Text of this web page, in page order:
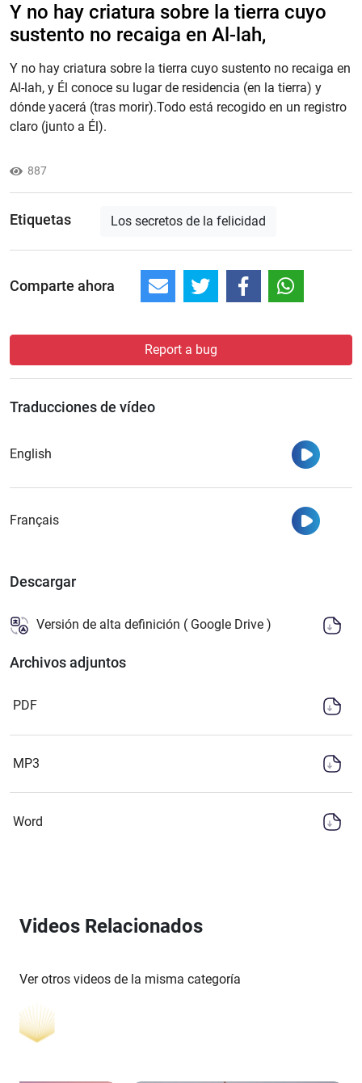
Y no hay criatura sobre la tierra cuyo
sustento no recaiga en Al-lah,
Y no hay criatura sobre la tierra cuyo sustento no recaiga en
Al-lah, y Él conoce su lugar de residencia (en la tierra) y
dónde yacerá (tras morir).Todo está recogido en un registro
claro (junto a Él).
887
Etiquetas Los secretos de la felicidad
Comparte ahora
Report a bug
Traducciones de vídeo
English
Français
Descargar
Versión de alta definición ( Google Drive )
Archivos adjuntos
PDF
MP3
Word
Videos Relacionados
Ver otros videos de la misma categoría